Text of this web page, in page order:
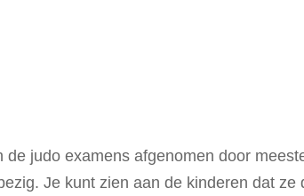
judo examens afgenomen door
Je kunt zien aan de kinderen dat ze